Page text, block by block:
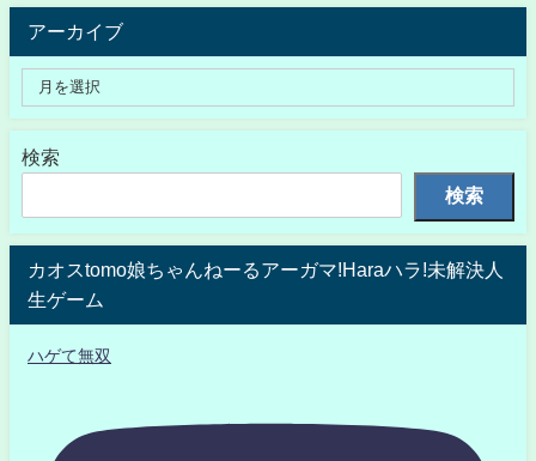
アーカイブ
検索
検索
カオスtomo娘ちゃんねーるアーガマ!Haraハラ!未解決人
生ゲーム
ハゲて無双